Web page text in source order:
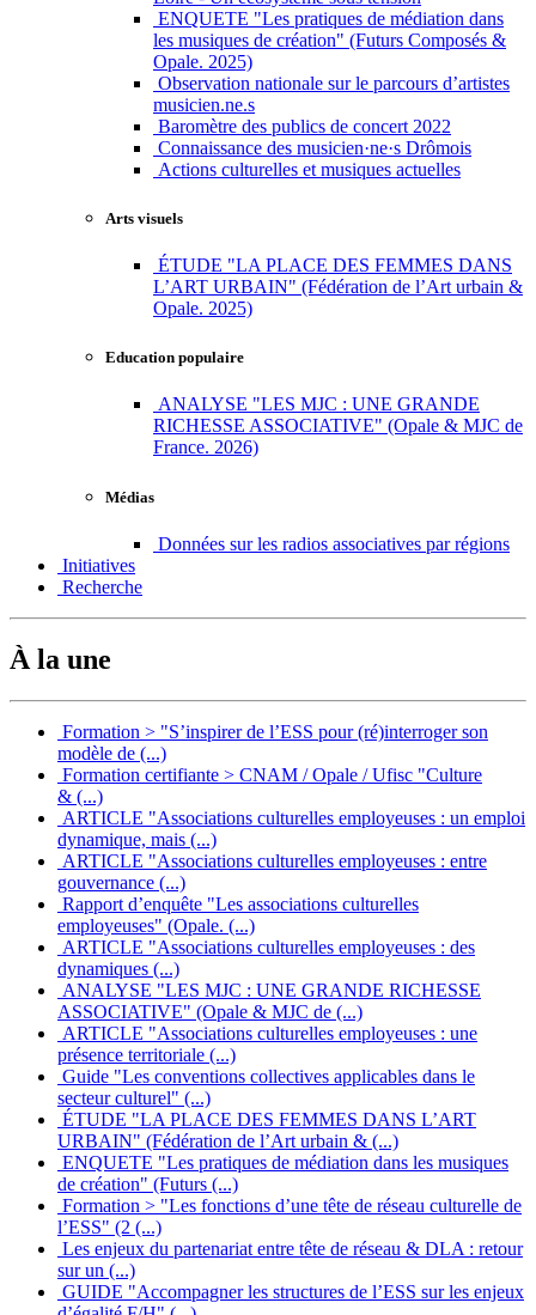
ENQUETE "Les pratiques de médiation dans
les musiques de création" (Futurs Composés &
Opale. 2025)
Observation nationale sur le parcours d’artistes
musicien.ne.s
Baromètre des publics de concert 2022
Connaissance des musicien·ne·s Drômois
Actions culturelles et musiques actuelles
Arts visuels
ÉTUDE "LA PLACE DES FEMMES DANS
L’ART URBAIN" (Fédération de l’Art urbain &
Opale. 2025)
Education populaire
ANALYSE "LES MJC : UNE GRANDE
RICHESSE ASSOCIATIVE" (Opale & MJC de
France. 2026)
Médias
Données sur les radios associatives par régions
Initiatives
Recherche
À la une
Formation > "S’inspirer de l’ESS pour (ré)interroger son
modèle de (...)
Formation certifiante > CNAM / Opale / Ufisc "Culture
& (...)
ARTICLE "Associations culturelles employeuses : un emploi
dynamique, mais (...)
ARTICLE "Associations culturelles employeuses : entre
gouvernance (...)
Rapport d’enquête "Les associations culturelles
employeuses" (Opale. (...)
ARTICLE "Associations culturelles employeuses : des
dynamiques (...)
ANALYSE "LES MJC : UNE GRANDE RICHESSE
ASSOCIATIVE" (Opale & MJC de (...)
ARTICLE "Associations culturelles employeuses : une
présence territoriale (...)
Guide "Les conventions collectives applicables dans le
secteur culturel" (...)
ÉTUDE "LA PLACE DES FEMMES DANS L’ART
URBAIN" (Fédération de l’Art urbain & (...)
ENQUETE "Les pratiques de médiation dans les musiques
de création" (Futurs (...)
Formation > "Les fonctions d’une tête de réseau culturelle de
l’ESS" (2 (...)
Les enjeux du partenariat entre tête de réseau & DLA : retour
sur un (...)
GUIDE "Accompagner les structures de l’ESS sur les enjeux